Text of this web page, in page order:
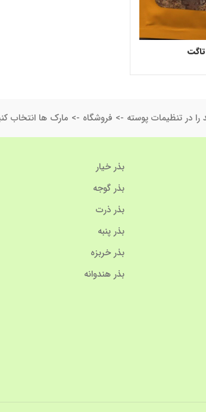
را در تنظیمات پوسته -> فروشگاه -> مارک ها انتخاب
بذر خیار
بذر گوجه
بذر ذرت
بذر پنبه
بذر خربزه
بذر هندوانه